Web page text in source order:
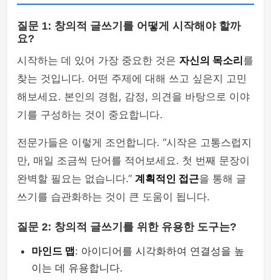
질문 1: 창의적 글쓰기를 어떻게 시작해야 할까
요?
시작하는 데 있어 가장 중요한 것은 자신의 목소리 를
찾는 것입니다. 어떤 주제에 대해 쓰고 싶은지 고민
해보세요. 본인의 경험, 감정, 의견을 바탕으로 이야
기를 구성하는 것이 중요합니다.
전문가들은 이렇게 조언합니다. “시작은 고통스럽지
만, 매일 조금씩 단어를 적어보세요. 첫 번째 문장이
완벽할 필요는 없습니다.” 계획적인 접근을 통해 글
쓰기를 습관화하는 것이 큰 도움이 됩니다.
질문 2: 창의적 글쓰기를 위한 유용한 도구는?
마인드 맵 : 아이디어를 시각화하여 연결성을 높
이는 데 유용합니다.